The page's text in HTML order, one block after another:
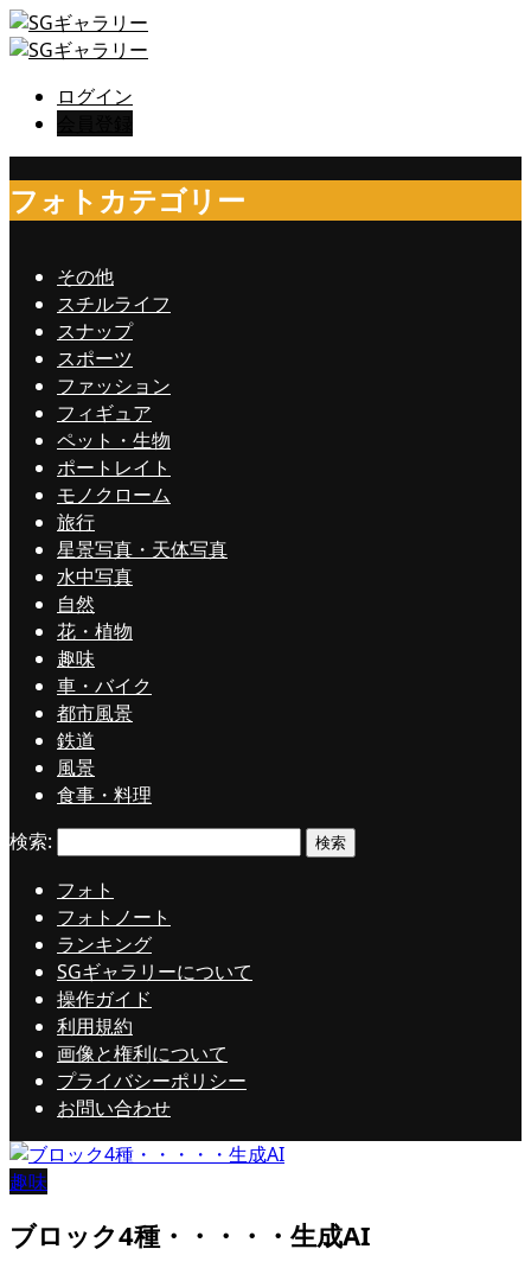
ログイン
フォトカテゴリー
その他
スチルライフ
スナップ
スポーツ
ファッション
フィギュア
ペット・生物
ポートレイト
モノクローム
旅行
星景写真・天体写真
水中写真
自然
花・植物
趣味
車・バイク
都市風景
鉄道
風景
食事・料理
フォト
フォトノート
ランキング
SGギャラリーについて
操作ガイド
利用規約
画像と権利について
プライバシーポリシー
お問い合わせ
検索:
趣味
ブロック4種・・・・・生成AI